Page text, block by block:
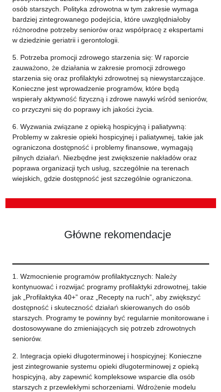
osób starszych. Polityka zdrowotna w tym zakresie wymaga
bardziej zintegrowanego podejścia, które uwzględniałoby
różnorodne potrzeby seniorów oraz współpracę z ekspertami
w dziedzinie geriatrii i gerontologii.
5. Potrzeba promocji zdrowego starzenia się: W raporcie
zauważono, że działania w zakresie promocji zdrowego
starzenia się oraz profilaktyki zdrowotnej są niewystarczające.
Konieczne jest wprowadzenie programów, które będą
wspierały aktywność fizyczną i zdrowe nawyki wśród seniorów,
co przyczyni się do poprawy ich jakości życia.
6. Wyzwania związane z opieką hospicyjną i paliatywną:
Problemy w zakresie opieki hospicyjnej i paliatywnej, takie jak
ograniczona dostępność i problemy finansowe, wymagają
pilnych działań. Niezbędne jest zwiększenie nakładów oraz
poprawa organizacji tych usług, szczególnie na terenach
wiejskich, gdzie dostępność jest szczególnie ograniczona.
Główne rekomendacje
1. Wzmocnienie programów profilaktycznych: Należy
kontynuować i rozwijać programy profilaktyki zdrowotnej, takie
jak „Profilaktyka 40+” oraz „Recepty na ruch”, aby zwiększyć
dostępność i skuteczność działań skierowanych do osób
starszych. Programy te powinny być regularnie monitorowane i
dostosowywane do zmieniających się potrzeb zdrowotnych
seniorów.
2. Integracja opieki długoterminowej i hospicyjnej: Konieczne
jest zintegrowanie systemu opieki długoterminowej z opieką
hospicyjną, aby zapewnić kompleksowe wsparcie dla osób
starszych z przewlekłymi schorzeniami. Wdrożenie modelu